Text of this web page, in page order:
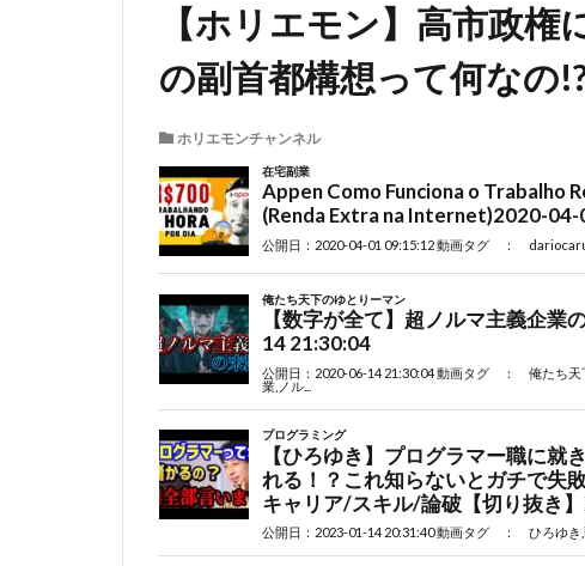
【ホリエモン】高市政
の副首都構想って何なの
ホリエモンチャンネル